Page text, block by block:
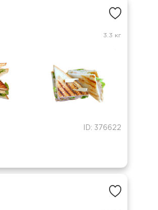
3.3 кг
ID: 376622